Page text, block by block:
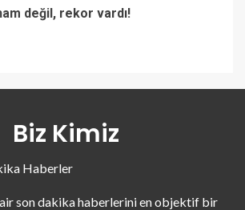
değil, rekor vardı!
Biz Kimiz
Haberler
son dakika haberlerini en objektif bir